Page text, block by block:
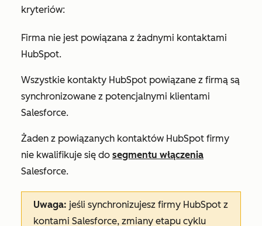
kryteriów:
Firma nie jest powiązana z żadnymi kontaktami
HubSpot.
Wszystkie kontakty HubSpot powiązane z firmą są
synchronizowane z potencjalnymi klientami
Salesforce.
Żaden z powiązanych kontaktów HubSpot firmy
nie kwalifikuje się do segmentu włączenia
Salesforce.
Uwaga: jeśli synchronizujesz firmy HubSpot z
kontami Salesforce, zmiany etapu cyklu